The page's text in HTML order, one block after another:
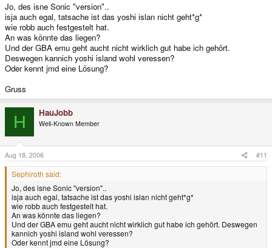
Jo, des isne Sonic "version"..
isja auch egal, tatsache ist das yoshi islan nicht geht*g*
wie robb auch festgestelt hat.
An was könnte das liegen?
Und der GBA emu geht aucht nicht wirklich gut habe ich gehört.
Deswegen kannich yoshi island wohl veressen?
Oder kennt jmd eine Lösung?
Gruss
H HauJobb
Well-Known Member
Aug 18, 2006 #11
Sephiroth said:
Jo, des isne Sonic "version"..
isja auch egal, tatsache ist das yoshi islan nicht geht*g*
wie robb auch festgestelt hat.
An was könnte das liegen?
Und der GBA emu geht aucht nicht wirklich gut habe ich gehört. Deswegen
kannich yoshi island wohl veressen?
Oder kennt jmd eine Lösung?